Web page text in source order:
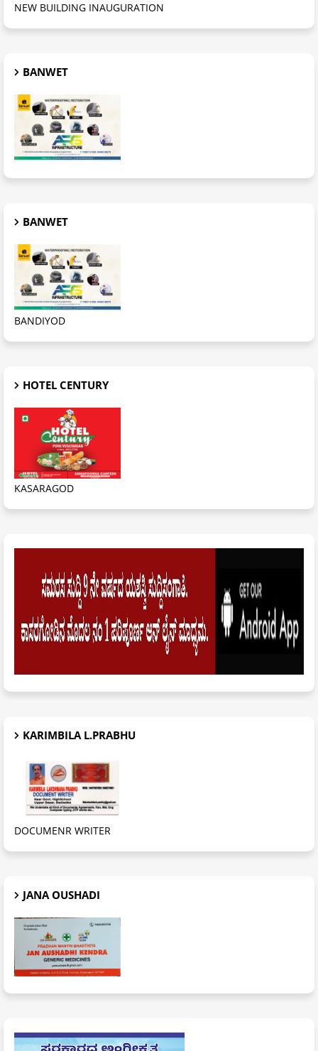
NEW BUILDING INAUGURATION
BANWET
BANWET
BANDIYOD
HOTEL CENTURY
KASARAGOD
KARIMBILA L.PRABHU
DOCUMENR WRITER
JANA OUSHADI